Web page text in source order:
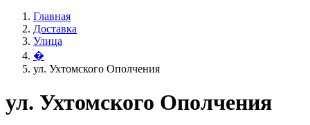
Главная
Доставка
Улица
�
ул. Ухтомского Ополчения
ул. Ухтомского Ополчения